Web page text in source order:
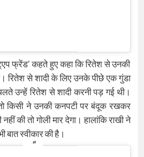
फ्रेंड’ कहते हुए कहा कि रितेश से उनकी
रितेश से शादी के लिए उनके पीछे एक गुंडा
उन्हें रितेश से शादी करनी पड़ गई थी।
किसी ने उनकी कनपटी पर बंदूक रखकर
की तो गोली मार देगा। हालांकि राखी ने
बात स्वीकार की है।